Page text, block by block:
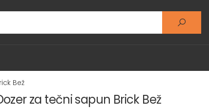
Bež
za tečni sapun Brick Bež